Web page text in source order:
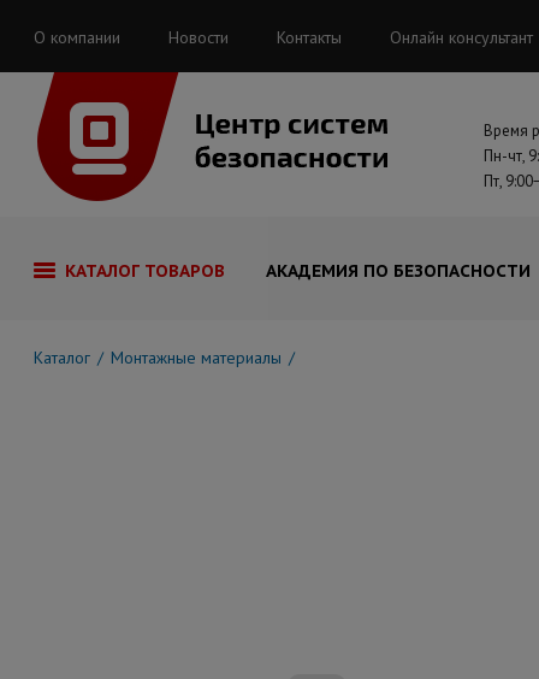
О компании Новости Контакты Онлайн консультант
Время
Пн-чт,
Пт,
КАТАЛОГ ТОВАРОВ АКАДЕМИЯ ПО БЕЗОПАСНОСТИ
Каталог Монтажные материалы